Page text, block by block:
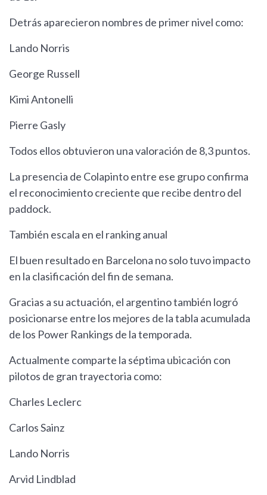
Detrás aparecieron nombres de primer nivel como:
Lando Norris
George Russell
Kimi Antonelli
Pierre Gasly
Todos ellos obtuvieron una valoración de 8,3 puntos.
La presencia de Colapinto entre ese grupo confirma
el reconocimiento creciente que recibe dentro del
paddock.
También escala en el ranking anual
El buen resultado en Barcelona no solo tuvo impacto
en la clasificación del fin de semana.
Gracias a su actuación, el argentino también logró
posicionarse entre los mejores de la tabla acumulada
de los Power Rankings de la temporada.
Actualmente comparte la séptima ubicación con
pilotos de gran trayectoria como:
Charles Leclerc
Carlos Sainz
Lando Norris
Arvid Lindblad